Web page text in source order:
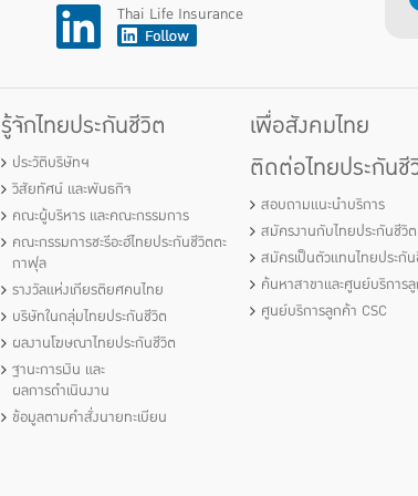
Thai Life Insurance
รู้จักไทยประกันชีวิต
ประวัติบริษัทฯ
วิสัยทัศน์ และพันธกิจ
คณะผู้บริหาร และคณะกรรมการ
คณะกรรมการชะรีอะฮ์ไทยประกันชีวิตตะ
กาฟุล
รางวัลแห่งเกียรติยศคนไทย
บริษัทในกลุ่มไทยประกันชีวิต
ผลงานโฆษณาไทยประกันชีวิต
ฐานะการเงิน และ
ผลการดำเนินงาน
ข้อมูลตามคำสั่งนายทะเบียน
เพื่อสังคมไทย
ติดต่อไทยประกันชี
สอบถามแนะนำบริการ
สมัครงานกับไทยประกันชีวิต
สมัครเป็นตัวแทนไทยประกั
ค้นหาสาขาและศูนย์บริการ
ศูนย์บริการลูกค้า CSC